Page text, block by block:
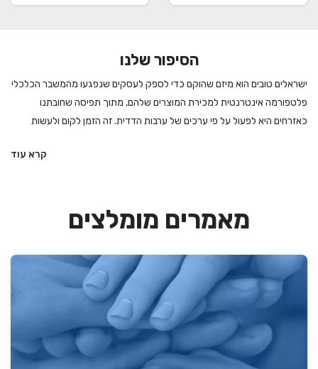
הסיפור שלנו
ישראלים טובים הוא מיזם שהוקם כדי לספק לעסקים שנפגעו מהמשבר הכלכלי
פלטפורמה אינטרנטית למכירת המוצרים שלהם, מתוך תפיסה שחובתנו
כאזרחים היא לפעול על פי ערכים של ערבות הדדית. זה הזמן לקום ולעשות
או משוזרת פרחים, להזמין הרצאה או הופעה, להתפנק במסעדה שמתמודדת
מעדיפים את העסקים הקטנים והבינוניים, את העצמאים והעצמאיות, וכמובן את
הדברים המיוחדים שיש לנו הישראלים להציע
קרא עוד
מאמרים מומלצים